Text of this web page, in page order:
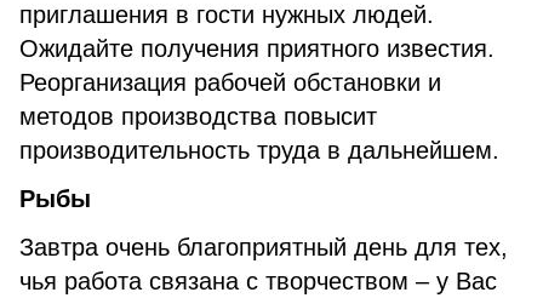
приглашения в гости нужных людей.
Ожидайте получения приятного известия.
Реорганизация рабочей обстановки и
методов производства повысит
производительность труда в дальнейшем.
Рыбы
Завтра очень благоприятный день для тех,
чья работа связана с творчеством – у Вас